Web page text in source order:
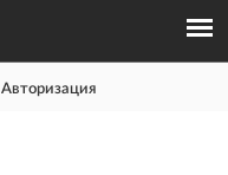
Авторизация